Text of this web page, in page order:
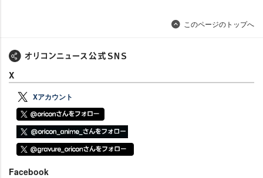
このページのトップへ
X
Xアカウント
Facebook